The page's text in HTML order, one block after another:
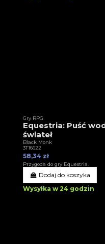
Gry RPG
Equestria: Puść
świateł
Black Monk
3T16622
58,34 zł
Przygoda do gry Equestria.
Dodaj do koszyka
Wysyłka w 24 godzin